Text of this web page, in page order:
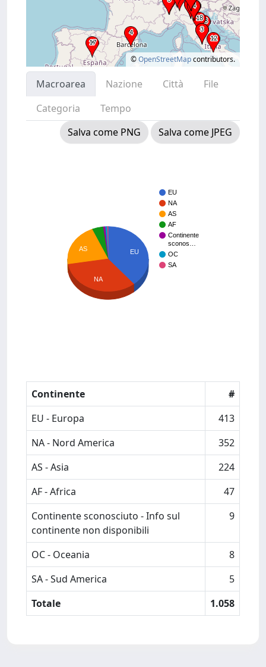
©OpenStreetMapcontributors.
Macroarea Nazione Città
File
Categoria
Tempo
Salva come PNG
Salva come JPEG
EU
NA
AS
AF
Continente
sconos…
OC
SA
EU
AS
NA
Continente
#
EU - Europa
413
NA - Nord America
352
AS - Asia
224
AF - Africa
47
Continente sconosciuto - Info sul
continente non disponibili
9
OC - Oceania
8
SA - Sud America
5
Totale
1.058